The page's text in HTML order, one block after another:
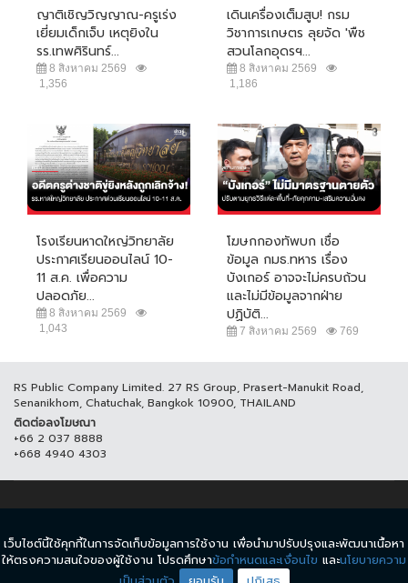
ญาติเชิญวิญญาณ-ครูเร่ง
เยี่ยมเด็กเจ็บ เหตุยิงใน
รร.เทพศิรินทร์...
8 สิงหาคม 2569
1,356
เดินเครื่องเต็มสูบ! กรม
วิชาการเกษตร ลุยจัด 'พืช
สวนโลกอุดรฯ...
8 สิงหาคม 2569
1,186
โรงเรียนหาดใหญ่วิทยาลัย
ประกาศเรียนออนไลน์ 10-
11 ส.ค. เพื่อความ
ปลอดภัย...
8 สิงหาคม 2569
1,043
โฆษกกองทัพบก เชื่อ
ข้อมูล กมธ.ทหาร เรื่อง
บังเกอร์ อาจจะไม่ครบถ้วน
และไม่มีข้อมูลจากฝ่าย
ปฏิบัติ...
7 สิงหาคม 2569 769
RS Public Company Limited. 27 RS Group, Prasert-Manukit Road,
Senanikhom, Chatuchak, Bangkok 10900, THAILAND
ติดต่อลงโฆษณา
+66 2 037 8888
+668 4940 4303
© COPYRIGHT 2017 THAICH8.COM, ALL RIGHT RESERVED.
ข้อกำหนดและเงื่อนไข นโยบายความเป็นส่วนตัว
เว็บไซต์นี้ใช้คุกกี้ในการจัดเก็บข้อมูลการใช้งาน เพื่อนำมาปรับปรุงและพัฒนาเนื้อหา
ให้ตรงความสนใจของผู้ใช้งาน โปรดศึกษาข้อกำหนดและเงื่อนไข และนโยบายความ